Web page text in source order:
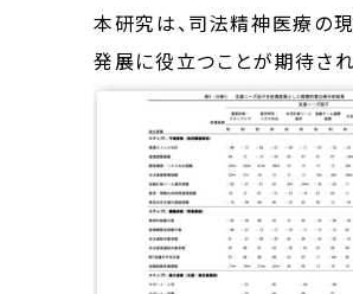
本研究は、司法精神医療の
発展に役立つことが期待され